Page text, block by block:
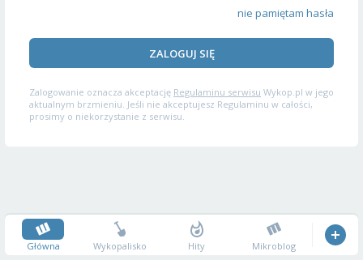
nie pamiętam hasła
ZALOGUJ SIĘ
Zalogowanie oznacza akceptację Regulaminu serwisu Wykop.pl w jego
aktualnym brzmieniu. Jeśli nie akceptujesz Regulaminu w całości,
prosimy o niekorzystanie z serwisu.
Główna Wykopalisko Hity Mikroblog